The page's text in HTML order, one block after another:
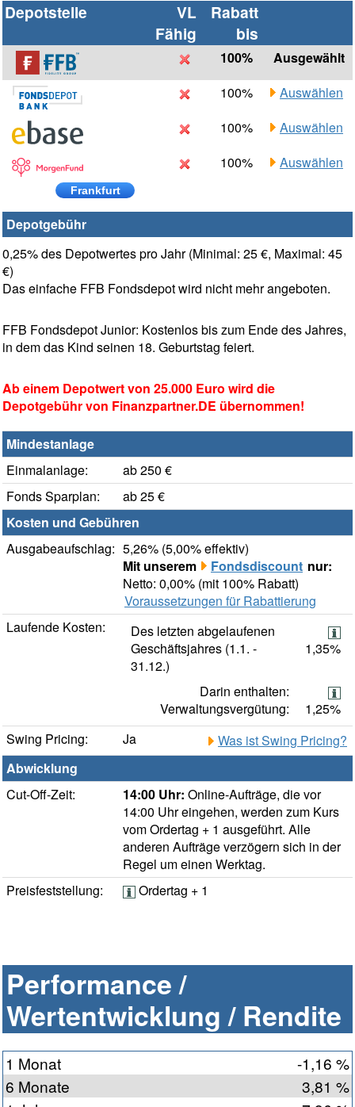
Depotstelle
VL
Fähig
Rabatt
bis
100%
Ausgewählt
100%
Auswählen
100%
Auswählen
Frankfurt
100% Auswählen
Depotgebühr
0,25% des Depotwertes pro Jahr (Minimal: 25 €, Maximal: 45
€)
Das einfache FFB Fondsdepot wird nicht mehr angeboten.
FFB Fondsdepot Junior: Kostenlos bis zum Ende des Jahres,
in dem das Kind seinen 18. Geburtstag feiert.
Ab einem Depotwert von 25.000 Euro wird die
Depotgebühr von Finanzpartner.DE übernommen!
Mindestanlage
Einmalanlage:
ab 250 €
Fonds Sparplan:
ab 25 €
Kosten und Gebühren
Ausgabeaufschlag: 5,26% (5,00% effektiv)
Mit unserem
Fondsdiscount nur:
Netto: 0,00% (mit 100% Rabatt)
Voraussetzungen für Rabattierung
Laufende Kosten:
Des letzten abgelaufenen
Geschäftsjahres (1.1. -
31.12.)
1,35%
Darin enthalten:
Verwaltungsvergütung:
1,25%
Swing Pricing:
Ja
Was ist Swing Pricing?
Abwicklung
Cut-Off-Zeit:
14:00 Uhr: Online-Aufträge, die vor
14:00 Uhr eingehen, werden zum Kurs
vom Ordertag + 1 ausgeführt. Alle
anderen Aufträge verzögern sich in der
Regel um einen Werktag.
Preisfeststellung:
Ordertag + 1
Performance /
Wertentwicklung / Rendite
1 Monat
-1,16 %
6 Monate
3,81 %